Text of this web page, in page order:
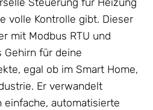
Steuerung für Heizung
volle Kontrolle gibt. Dieser
mit Modbus RTU und
Gehirn für deine
egal ob im Smart Home,
Er verwandelt
einfache, automatisierte